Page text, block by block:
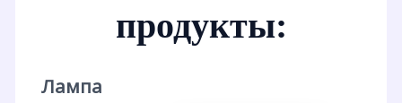
продукты:
Лампа